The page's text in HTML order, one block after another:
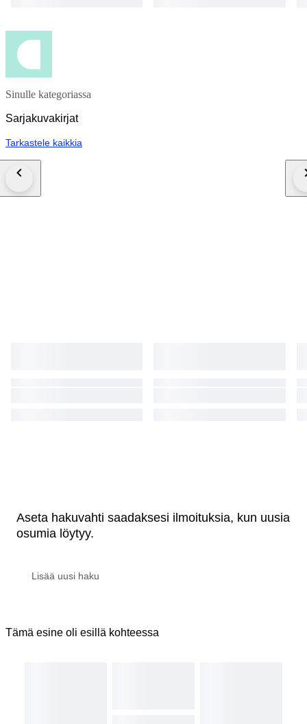
Sinulle kategoriassa
Sarjakuvakirjat
Tarkastele kaikkia
Aseta hakuvahti saadaksesi ilmoituksia, kun uusia
osumia löytyy.
Tämä esine oli esillä kohteessa